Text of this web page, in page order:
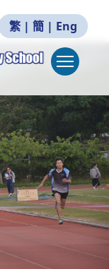
繁 | 簡 | Eng